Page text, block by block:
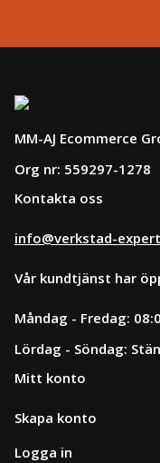
MM-AJ Ecommerce
Org nr: 559297-1278
Kontakta oss
info@verkstad-
Vår kundtjänst har
Måndag - Fredag:
Lördag - Söndag:
Mitt konto
Skapa konto
Logga in